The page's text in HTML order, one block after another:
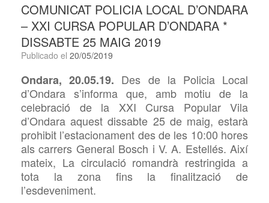
COMUNICAT POLICIA LOCAL D’ONDARA
– XXI CURSA POPULAR D’ONDARA *
DISSABTE 25 MAIG 2019
Publicado el 20/05/2019
Ondara, 20.05.19. Des de la Policia Local
d’Ondara s’informa que, amb motiu de la
celebració de la XXI Cursa Popular Vila
d’Ondara aquest dissabte 25 de maig, estarà
prohibit l’estacionament des de les 10:00 hores
als carrers General Bosch i V. A. Estellés. Així
mateix, La circulació romandrà restringida a
tota la zona fins la finalització de
l’esdeveniment.